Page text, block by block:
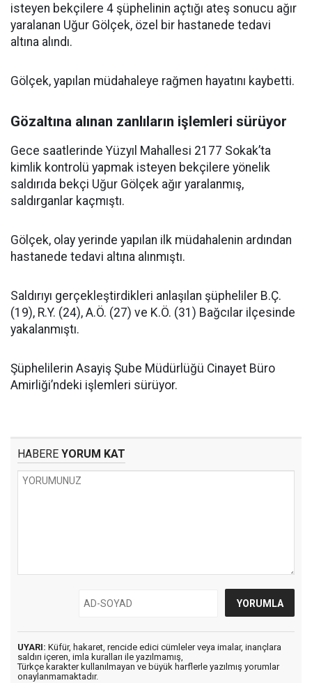
isteyen bekçilere 4 şüphelinin açtığı ateş sonucu ağır
yaralanan Uğur Gölçek, özel bir hastanede tedavi
altına alındı.
Gölçek, yapılan müdahaleye rağmen hayatını kaybetti.
Gözaltına alınan zanlıların işlemleri sürüyor
Gece saatlerinde Yüzyıl Mahallesi 2177 Sokak’ta
kimlik kontrolü yapmak isteyen bekçilere yönelik
saldırıda bekçi Uğur Gölçek ağır yaralanmış,
saldırganlar kaçmıştı.
Gölçek, olay yerinde yapılan ilk müdahalenin ardından
hastanede tedavi altına alınmıştı.
Saldırıyı gerçekleştirdikleri anlaşılan şüpheliler B.Ç.
(19), R.Y. (24), A.Ö. (27) ve K.Ö. (31) Bağcılar ilçesinde
yakalanmıştı.
Şüphelilerin Asayiş Şube Müdürlüğü Cinayet Büro
Amirliği’ndeki işlemleri sürüyor.
HABERE YORUM KAT
UYARI: Küfür, hakaret, rencide edici cümleler veya imalar, inançlara
saldırı içeren, imla kuralları ile yazılmamış,
Türkçe karakter kullanılmayan ve büyük harflerle yazılmış yorumlar
onaylanmamaktadır.